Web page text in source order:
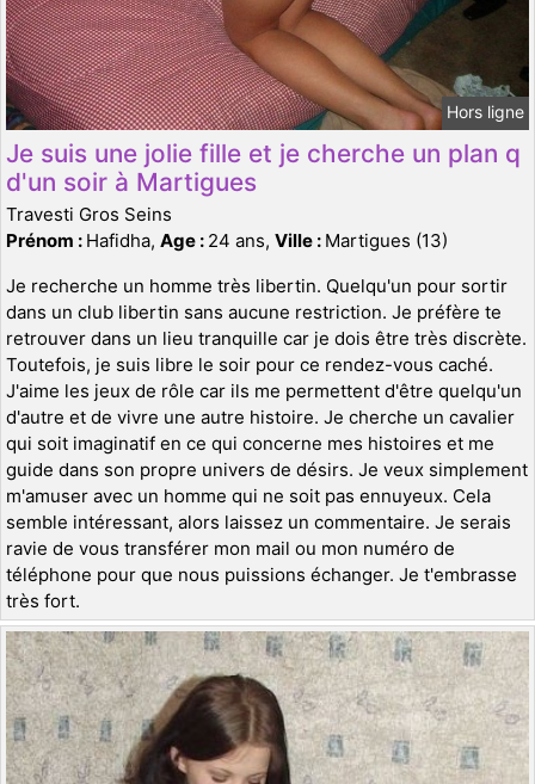
Hors ligne
Je suis une jolie fille et je cherche un plan q
d'un soir à Martigues
Travesti Gros Seins
Prénom : Hafidha, Age : 24 ans, Ville : Martigues (13)
Je recherche un homme très libertin. Quelqu'un pour sortir
dans un club libertin sans aucune restriction. Je préfère te
retrouver dans un lieu tranquille car je dois être très discrète.
Toutefois, je suis libre le soir pour ce rendez-vous caché.
J'aime les jeux de rôle car ils me permettent d'être quelqu'un
d'autre et de vivre une autre histoire. Je cherche un cavalier
qui soit imaginatif en ce qui concerne mes histoires et me
guide dans son propre univers de désirs. Je veux simplement
m'amuser avec un homme qui ne soit pas ennuyeux. Cela
semble intéressant, alors laissez un commentaire. Je serais
ravie de vous transférer mon mail ou mon numéro de
téléphone pour que nous puissions échanger. Je t'embrasse
très fort.